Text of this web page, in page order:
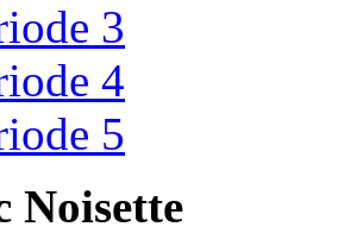
3
4
5
Noisette